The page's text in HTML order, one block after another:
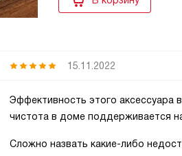
15.11.2022
Эффективность этого
чистота в доме поддерживается
Сложно назвать какие-либо